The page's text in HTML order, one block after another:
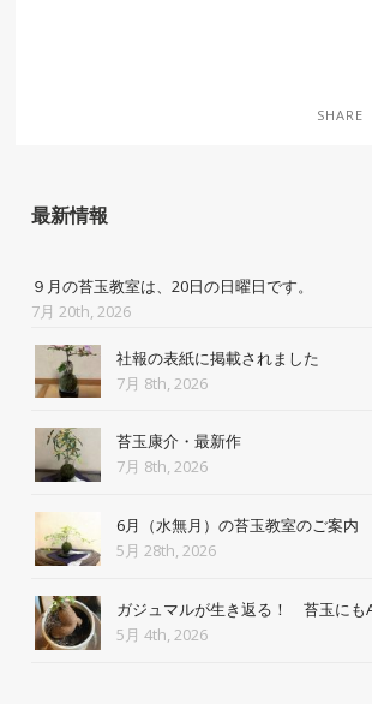
SHARE
最新情報
９月の苔玉教室は、20日の日曜日です。
7月 20th, 2026
社報の表紙に掲載されました
7月 8th, 2026
苔玉康介・最新作
7月 8th, 2026
6月（水無月）の苔玉教室のご案内
5月 28th, 2026
ガジュマルが生き返る！ 苔玉にも
5月 4th, 2026